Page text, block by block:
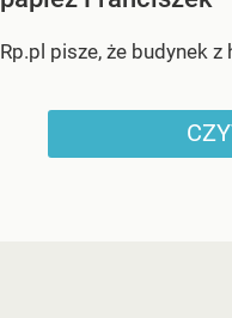
Rp.pl pisze, że budynek